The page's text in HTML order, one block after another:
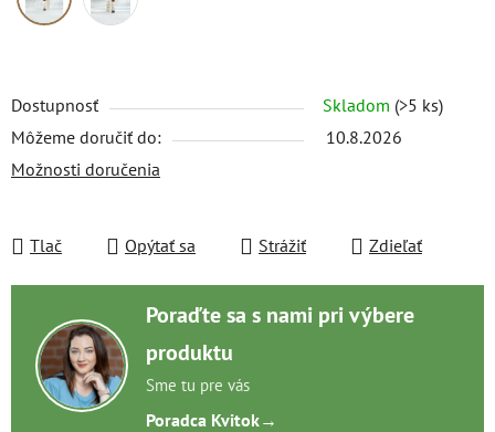
Dostupnosť Skladom (>5 ks)
Môžeme doručiť do:
10.8.2026
Možnosti doručenia
Tlač Opýtať sa Strážiť Zdieľať
Poraďte sa s nami pri výbere
produktu
Sme tu pre vás
Poradca Kvitok→